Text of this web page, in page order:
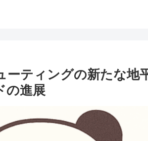
ーティングの新たな地
の進展